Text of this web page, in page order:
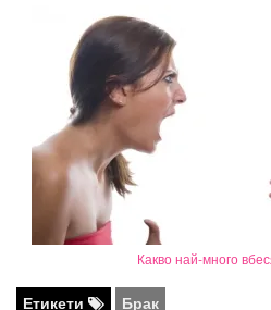
Какво най-много
Етикети Брак